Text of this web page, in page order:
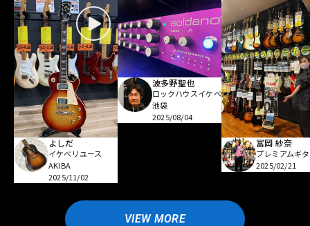
よしだ
イケベリユース
AKIBA
2025/11/02
波多野聖也
ロックハウスイケベ
池袋
2025/08/04
冨岡 紗奈
プレミアムギ
2025/02/21
VIEW MORE